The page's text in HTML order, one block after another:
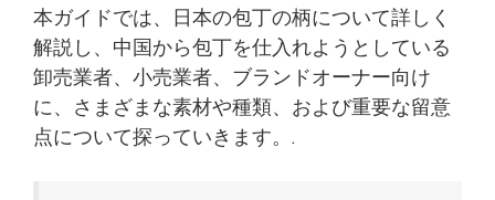
本ガイドでは、日本の包丁の柄について詳しく
解説し、中国から包丁を仕入れようとしている
卸売業者、小売業者、ブランドオーナー向け
に、さまざまな素材や種類、および重要な留意
点について探っていきます。.